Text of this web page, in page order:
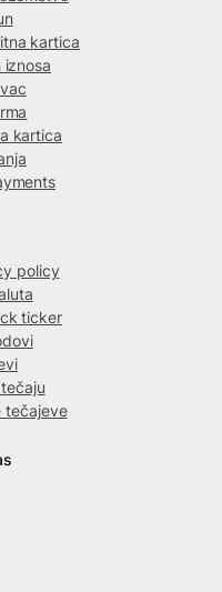
kartica
iznosa
kartica
policy
ticker
tečajeve